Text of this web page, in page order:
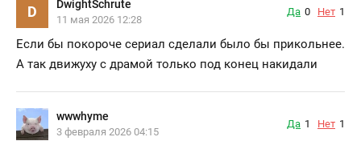
D DwightSchrute
11 мая 2026 12:28
Да 0 Нет 1
Если бы покороче сериал сделали было бы прикольнее.
А так движуху с драмой только под конец накидали
wwwhyme
3 февраля 2026 04:15
Да 1 Нет 1